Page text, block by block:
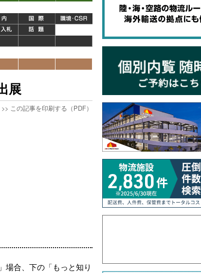
展
>> この記事を印刷する（PDF）
場合、下の「もっと知り